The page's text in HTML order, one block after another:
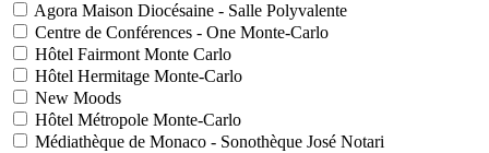
Agora Maison Diocésaine - Salle Polyvalente
Centre de Conférences - One Monte-Carlo
Hôtel Fairmont Monte Carlo
Hôtel Hermitage Monte-Carlo
New Moods
Hôtel Métropole Monte-Carlo
Médiathèque de Monaco - Sonothèque José Notari